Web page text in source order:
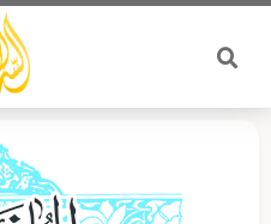
تخطي
المحتوى